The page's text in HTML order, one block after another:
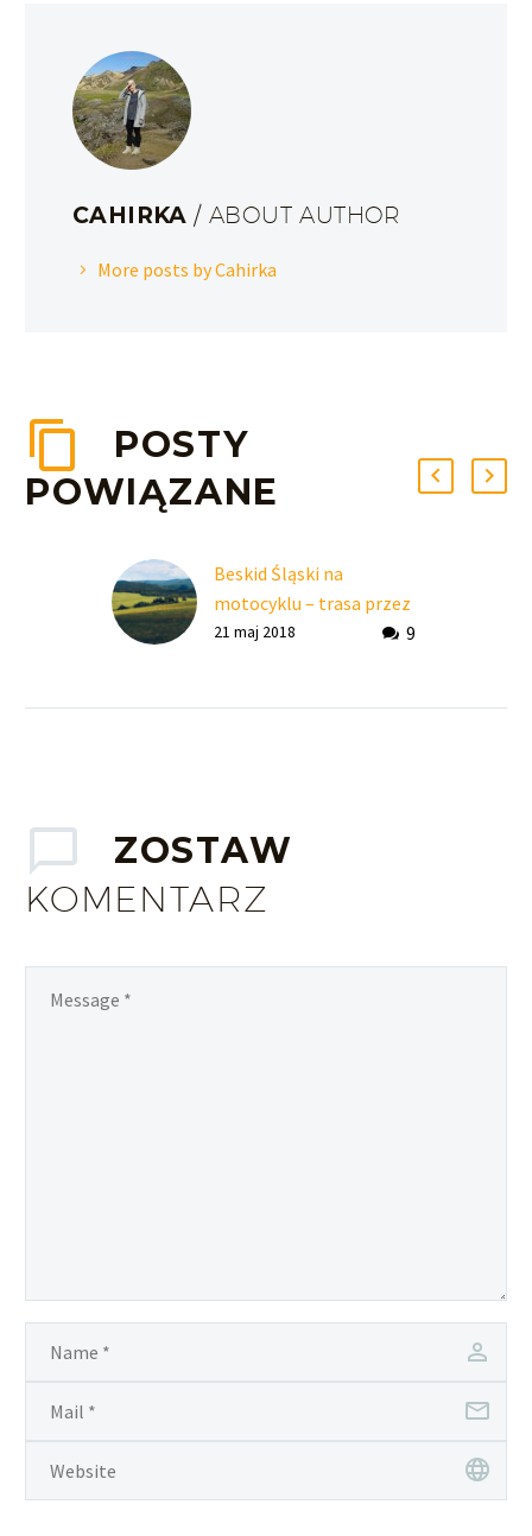
CAHIRKA/ ABOUT AUTHOR
More posts by Cahirka
POSTY
POWIĄZANE
Beskid Śląski na
motocyklu – trasa przez
Szczyrk, Salmopol, Wisłę
9
21 maj 2018
ZOSTAW
KOMENTARZ